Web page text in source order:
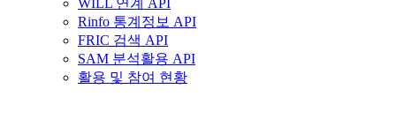
WILL 연계 API
Rinfo 통계정보 API
FRIC 검색 API
SAM 분석활용 API
활용 및 참여 현황